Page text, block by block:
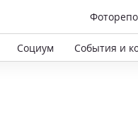
Социум События и